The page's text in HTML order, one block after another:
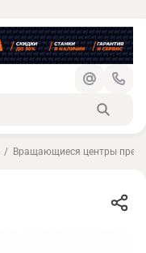
Вращающиеся центры